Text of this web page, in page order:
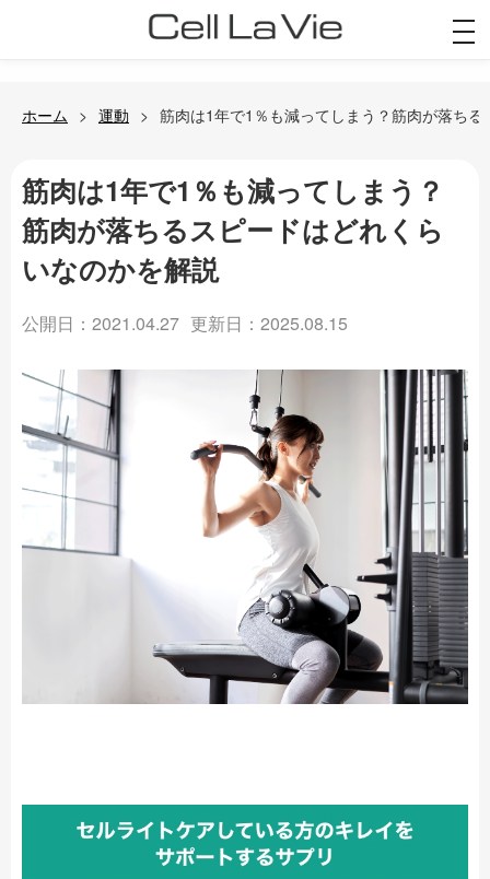
ホーム 運動 筋肉は1年で1％も減ってしまう？筋肉が落ち
筋肉は1年で1％も減ってしまう？
筋肉が落ちるスピードはどれくら
いなのかを解説
公開日：2021.04.27 更新日：2025.08.15